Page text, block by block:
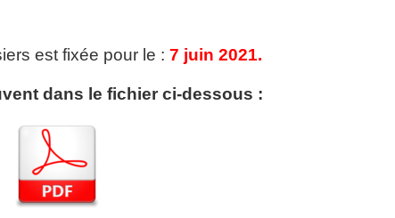
est fixée pour le : 7 juin 2021.
dans le fichier ci-dessous :